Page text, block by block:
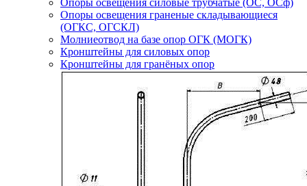
Опоры освещения силовые трубчатые (ОС, ОСф)
Опоры освещения граненые складывающиеся
(ОГКС, ОГСКЛ)
Молниеотвод на базе опор ОГК (МОГК)
Кронштейны для силовых опор
Кронштейны для гранёных опор